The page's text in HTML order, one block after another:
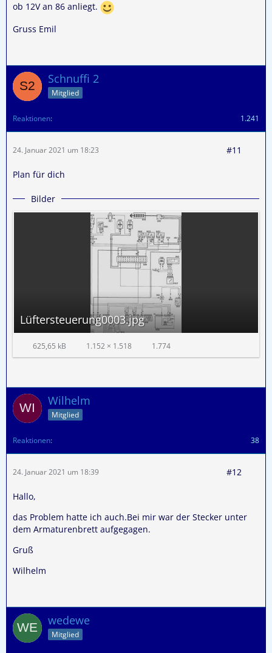
ob 12V an 86 anliegt.
Gruss Emil
Schnuffi 2
Mitglied
Reaktionen 1.241
24. Januar 2021 um 18:23 #11
Plan für dich
Bilder
Lüftersteuerung0003.jpg
625,65 kB 1.152 × 1.518 1.774
Wilhelm
Mitglied
Reaktionen 38
24. Januar 2021 um 18:39 #12
Hallo,
das Problem hatte ich auch.Bei mir war der Stecker unter
dem Armaturenbrett aufgegagen.
Gruß
Wilhelm
wedewe
Mitglied